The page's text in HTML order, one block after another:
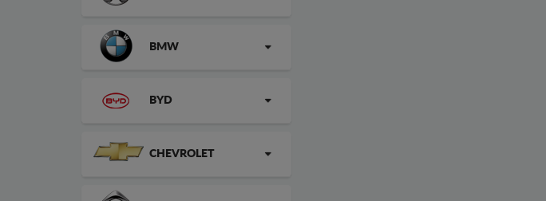
BMW
BYD
CHEVROLET